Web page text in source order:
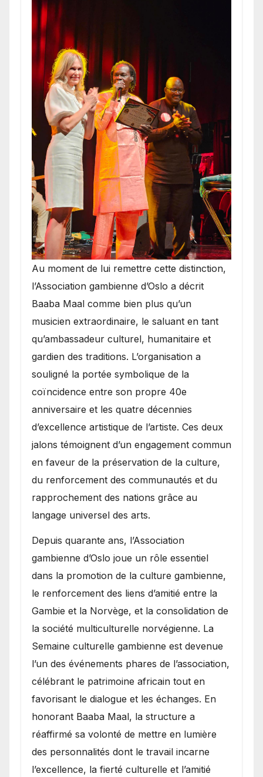
​Au moment de lui remettre cette distinction,
l’Association gambienne d’Oslo a décrit
Baaba Maal comme bien plus qu’un
musicien extraordinaire, le saluant en tant
qu’ambassadeur culturel, humanitaire et
gardien des traditions. L’organisation a
souligné la portée symbolique de la
coïncidence entre son propre 40e
anniversaire et les quatre décennies
d’excellence artistique de l’artiste. Ces deux
jalons témoignent d’un engagement commun
en faveur de la préservation de la culture,
du renforcement des communautés et du
rapprochement des nations grâce au
langage universel des arts.
​Depuis quarante ans, l’Association
gambienne d’Oslo joue un rôle essentiel
dans la promotion de la culture gambienne,
le renforcement des liens d’amitié entre la
Gambie et la Norvège, et la consolidation de
la société multiculturelle norvégienne. La
Semaine culturelle gambienne est devenue
l’un des événements phares de l’association,
célébrant le patrimoine africain tout en
favorisant le dialogue et les échanges. En
honorant Baaba Maal, la structure a
réaffirmé sa volonté de mettre en lumière
des personnalités dont le travail incarne
l’excellence, la fierté culturelle et l’amitié